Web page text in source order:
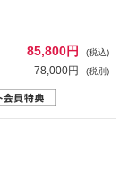
85,800円 (税込)
78,000円 (税別)